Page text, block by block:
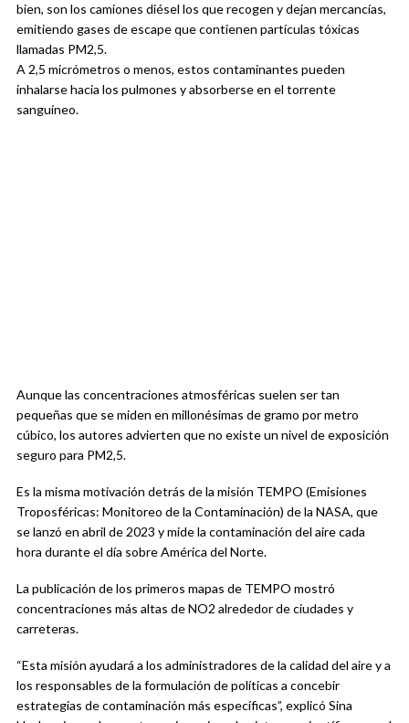
bien, son los camiones diésel los que recogen y dejan mercancías,
emitiendo gases de escape que contienen partículas tóxicas
llamadas PM2,5.
A 2,5 micrómetros o menos, estos contaminantes pueden
inhalarse hacia los pulmones y absorberse en el torrente
sanguíneo.
Aunque las concentraciones atmosféricas suelen ser tan
pequeñas que se miden en millonésimas de gramo por metro
cúbico, los autores advierten que no existe un nivel de exposición
seguro para PM2,5.
Es la misma motivación detrás de la misión TEMPO (Emisiones
Troposféricas: Monitoreo de la Contaminación) de la NASA, que
se lanzó en abril de 2023 y mide la contaminación del aire cada
hora durante el día sobre América del Norte.
La publicación de los primeros mapas de TEMPO mostró
concentraciones más altas de NO2 alrededor de ciudades y
carreteras.
“Esta misión ayudará a los administradores de la calidad del aire y a
los responsables de la formulación de políticas a concebir
estrategias de contaminación más específicas”, explicó Sina